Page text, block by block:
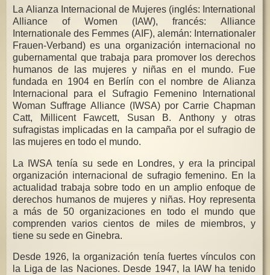
La Alianza Internacional de Mujeres (inglés: International
Alliance of Women (IAW), francés: Alliance
Internationale des Femmes (AIF), alemán: Internationaler
Frauen-Verband)​ es una organización internacional no
gubernamental que trabaja para promover los derechos
humanos de las mujeres y niñas en el mundo. Fue
fundada en 1904 en Berlín con el nombre de Alianza
Internacional para el Sufragio Femenino International
Woman Suffrage Alliance (IWSA) por Carrie Chapman
Catt, Millicent Fawcett, Susan B. Anthony y otras
sufragistas implicadas en la campaña por el sufragio de
las mujeres en todo el mundo.
La IWSA tenía su sede en Londres, y era la principal
organización internacional de sufragio femenino. En la
actualidad trabaja sobre todo en un amplio enfoque de
derechos humanos de mujeres y niñas. Hoy representa
a más de 50 organizaciones en todo el mundo que
comprenden varios cientos de miles de miembros, y
tiene su sede en Ginebra.
Desde 1926, la organización tenía fuertes vínculos con
la Liga de las Naciones. Desde 1947, la IAW ha tenido